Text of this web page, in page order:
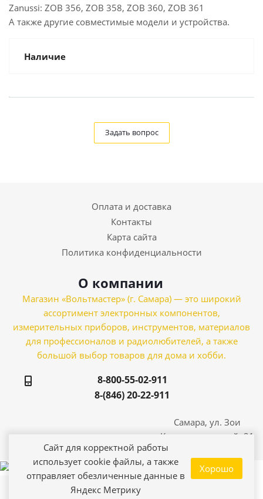
Zanussi: ZOB 356, ZOB 358, ZOB 360, ZOB 361
А также другие совместимые модели и устройства.
Наличие
Задать вопрос
Оплата и доставка
Контакты
Карта сайта
Политика конфиденциальности
О компании
Магазин «Вольтмастер» (г. Самара) — это широкий
ассортимент электронных компонентов,
измерительных приборов, инструментов, материалов
для профессионалов и радиолюбителей, а также
большой выбор товаров для дома и хобби.
8-800-55-02-911
8-(846) 20-22-911
Самара, ул. Зои
Космодемьянской, 21
Сайт для корректной работы
использует cookie файлы, а также
отправляет обезличенные данные в
Яндекс Метрику
Хорошо